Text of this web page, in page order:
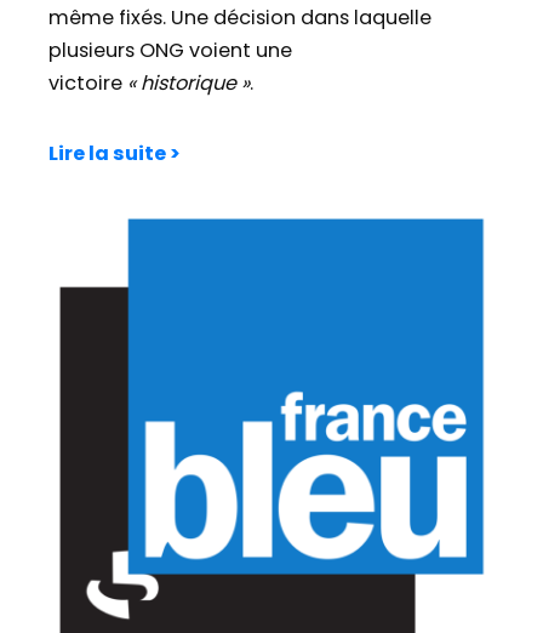
même fixés. Une décision dans laquelle
plusieurs ONG voient une
victoire « historique ».
Lire la suite >